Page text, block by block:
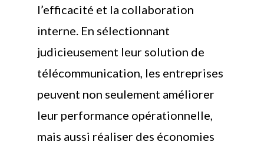
l’efficacité et la collaboration
interne. En sélectionnant
judicieusement leur solution de
télécommunication, les entreprises
peuvent non seulement améliorer
leur performance opérationnelle,
mais aussi réaliser des économies